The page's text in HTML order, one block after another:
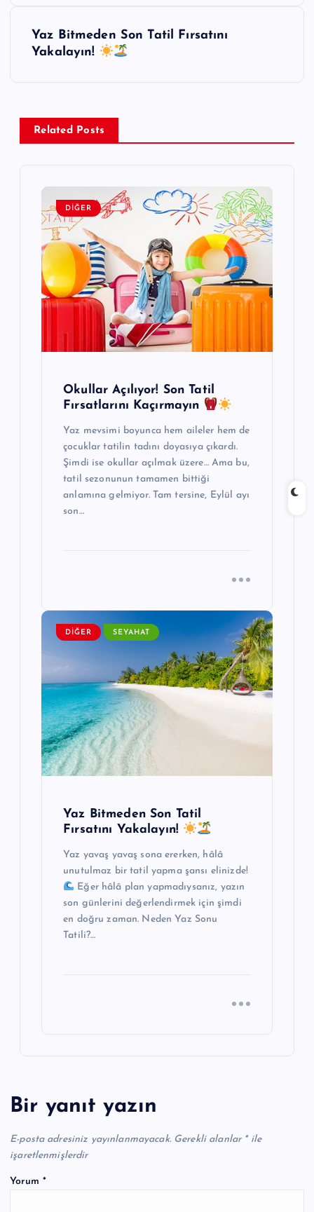
e
z
Yaz Bitmeden Son Tatil Fırsatını
Yakalayın!
Related Posts
DIĞER
Okullar Açılıyor! Son Tatil
Fırsatlarını Kaçırmayın
Yaz mevsimi boyunca hem aileler hem de
çocuklar tatilin tadını doyasıya çıkardı.
Şimdi ise okullar açılmak üzere… Ama bu,
tatil sezonunun tamamen bittiği
anlamına gelmiyor. Tam tersine, Eylül ayı
son…
DIĞER SEYAHAT
Yaz Bitmeden Son Tatil
Fırsatını Yakalayın!
Yaz yavaş yavaş sona ererken, hâlâ
unutulmaz bir tatil yapma şansı elinizde!
Eğer hâlâ plan yapmadıysanız, yazın
son günlerini değerlendirmek için şimdi
en doğru zaman. Neden Yaz Sonu
Tatili?…
Bir yanıt yazın
E-posta adresiniz yayınlanmayacak. Gerekli alanlar *ile
işaretlenmişlerdir
Yorum *